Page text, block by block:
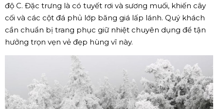
độ C. Đặc trưng là có tuyết rơi và sương muối, khiến cây
cối và các cột đá phủ lớp băng giá lấp lánh. Quý khách
cần chuẩn bị trang phục giữ nhiệt chuyên dụng để tận
hưởng trọn vẹn vẻ đẹp hùng vĩ này.